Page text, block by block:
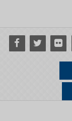
Facebook
Twitter Flickr